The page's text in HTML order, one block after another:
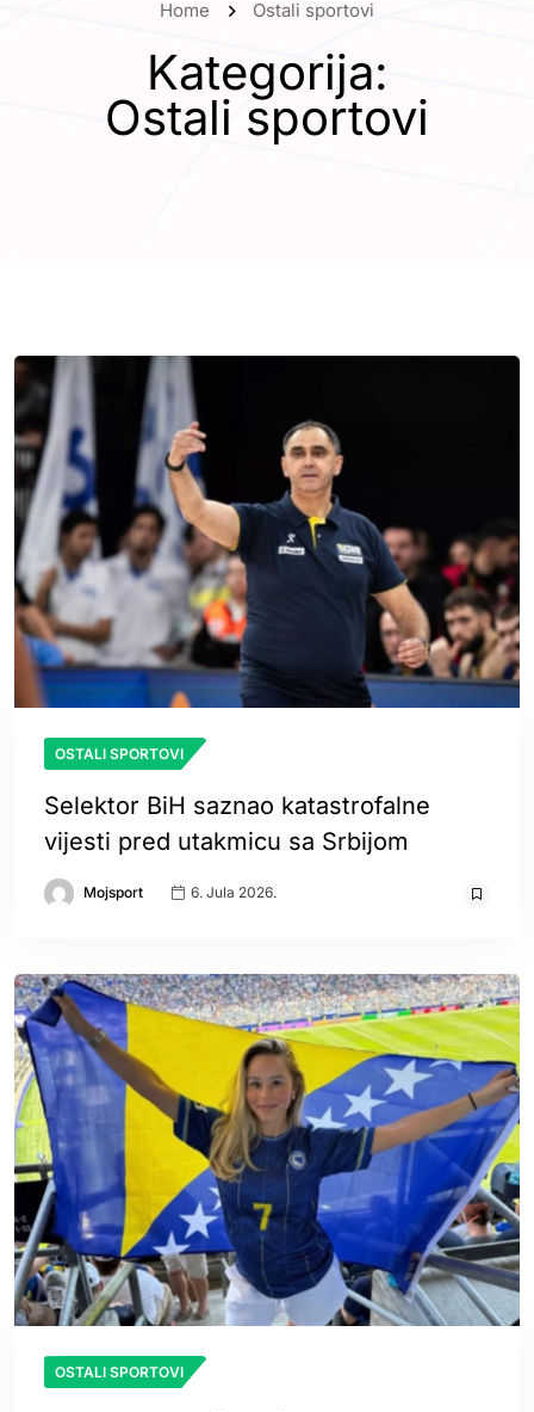
Home Ostali sportovi
Kategorija:
Ostali sportovi
OSTALI SPORTOVI
Selektor BiH saznao katastrofalne
vijesti pred utakmicu sa Srbijom
Mojsport 6. Jula 2026.
OSTALI SPORTOVI